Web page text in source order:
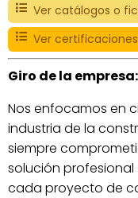
Ver catálogos o
Ver certificaciones
Giro de la empresa:
Nos enfocamos en
industria de la
siempre
solución
cada proyecto de